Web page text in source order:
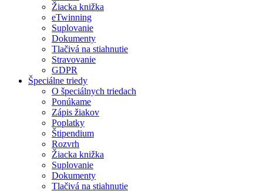
Žiacka knižka
eTwinning
Suplovanie
Dokumenty
Tlačivá na stiahnutie
Stravovanie
GDPR
Špeciálne triedy
O špeciálnych triedach
Ponúkame
Zápis žiakov
Poplatky
Štipendium
Rozvrh
Žiacka knižka
Suplovanie
Dokumenty
Tlačivá na stiahnutie